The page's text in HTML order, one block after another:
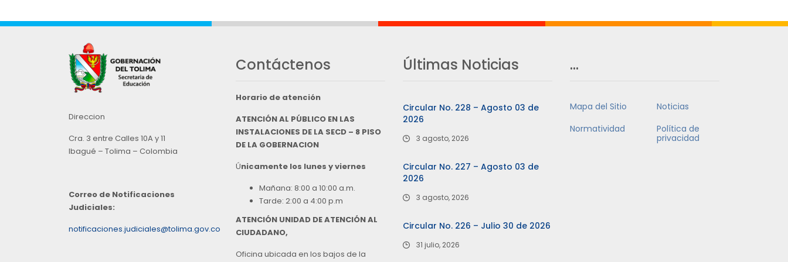
Direccion
Cra. 3 entre Calles 10A y 11
Ibagué – Tolima – Colombia
Correo de Notificaciones
Judiciales:
notificaciones.judiciales@tolima.gov.co
Contáctenos
Horario de atención
ATENCIÓN AL PÚBLICO EN LAS
INSTALACIONES DE LA SECD – 8 PISO
DE LA GOBERNACION
Únicamente los lunes y viernes
Mañana: 8:00 a 10:00 a.m.
Tarde: 2:00 a 4:00 p.m
ATENCIÓN UNIDAD DE ATENCIÓN AL
CIUDADANO,
Oficina ubicada en los bajos de la
Últimas Noticias
Circular No. 228 – Agosto 03 de
2026
3 agosto, 2026
Circular No. 227 – Agosto 03 de
2026
3 agosto, 2026
Circular No. 226 – Julio 30 de 2026
31 julio, 2026
…
Mapa del Sitio
Noticias
Normatividad
Política de
privacidad